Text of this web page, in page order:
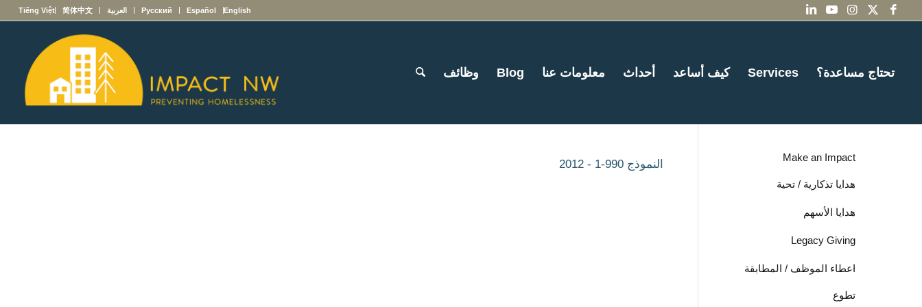
English
Español
Русский العربية 简体中文
Tiếng Việt
تحتاج مساعدة؟ Services كيف أساعد أحداث معلومات عنا Blog وظائف
النموذج 990-1 - 2012
Make an Impact
هدايا تذكارية / تحية
هدايا الأسهم
Legacy Giving
اعطاء الموظف / المطابقة
تطوع